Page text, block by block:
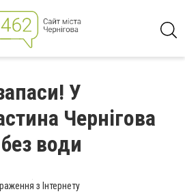
У
Чернігова
води
з Інтернету